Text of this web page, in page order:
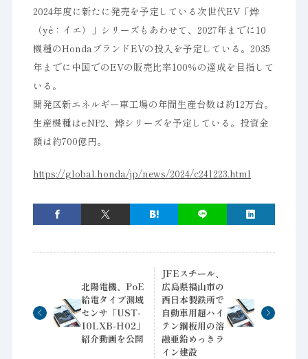
2024年度に新たに発売を予定している次世代EV「烨
（yè：イエ）」シリーズもあわせて、2027年までに10
機種のHondaブランドEVの投入を予定している。2035
年までに中国でのEVの販売比率100％の達成を目指して
いる。
開発区新エネルギー車工場の年間生産台数は約12万台。
生産機種はe:NP2、烨シリーズを予定している。投資金
額は約700億円。
https://global.honda/jp/news/2024/c241223.html
北陽電機、PoE
給電タイプ測域
センサ「UST-
10LXB-H02」
紹介動画を公開
JFEスチール、
広島県福山市の
西日本製鉄所で
自動車用超ハイ
テン鋼板用の溶
融亜鉛めっきラ
イン建設